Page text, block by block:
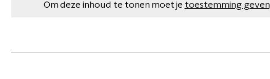
Om deze inhoud te tonen moet je toestemming geven